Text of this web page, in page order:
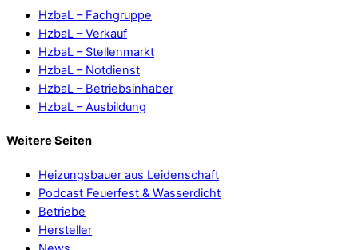
HzbaL – Fachgruppe
HzbaL – Verkauf
HzbaL – Stellenmarkt
HzbaL – Notdienst
HzbaL – Betriebsinhaber
HzbaL – Ausbildung
Weitere Seiten
Heizungsbauer aus Leidenschaft
Podcast Feuerfest & Wasserdicht
Betriebe
Hersteller